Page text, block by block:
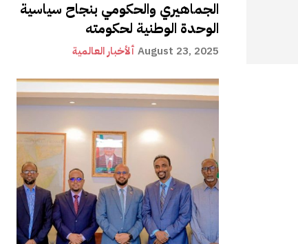
الجماهيري والحكومي بنجاح سياسية
الوحدة الوطنية لحكومته
ألأخبار العالمية August 23, 2025